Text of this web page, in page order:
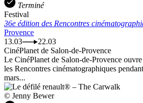
Terminé
Festival
36e édition des Rencontres
Provence
13.03
22.03
CinéPlanet de Salon-de-Provence
Le CinéPlanet de Salon-de-Provence
les Rencontres cinématographiques
mars...
© Jenny Bewer